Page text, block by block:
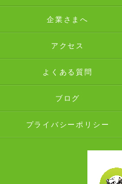
企業さまへ
アクセス
よくある質問
ブログ
プライバシーポリシー